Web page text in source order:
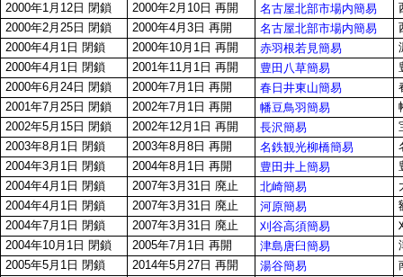
2000年1月12日 閉鎖
2000年2月10日 再開 名古屋北部市場内簡易
2000年2月25日 閉鎖
2000年4月3日 再開 名古屋北部市場内簡易
2000年4月1日 閉鎖
2000年10月1日 再開 赤羽根若見簡易
2000年4月1日 閉鎖
2001年11月1日 再開 豊田八草簡易
2000年6月24日 閉鎖
2000年7月1日 再開 春日井東山簡易
2001年7月25日 閉鎖
2002年7月1日 再開 幡豆鳥羽簡易
2002年5月15日 閉鎖
2002年12月1日 再開 長沢簡易
2003年8月1日 閉鎖
2003年8月8日 再開 名鉄観光柳橋簡易
2004年3月1日 閉鎖
2004年8月1日 再開 豊田井上簡易
2004年4月1日 閉鎖
2007年3月31日 廃止 北崎簡易
2004年4月1日 閉鎖
2007年3月31日 廃止 河原簡易
2004年7月1日 閉鎖
2007年3月31日 廃止 刈谷高須簡易
2004年10月1日 閉鎖
2005年7月1日 再開 津島唐臼簡易
2005年5月1日 閉鎖
2014年5月27日 再開 湯谷簡易